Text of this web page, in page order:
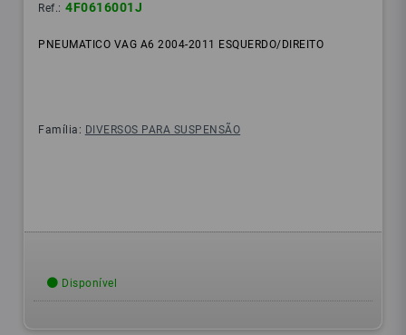
Ref.: 4F0616001J
PNEUMATICO VAG A6 2004-2011 ESQUERDO/DIREITO
Família: DIVERSOS PARA SUSPENSÃO
Disponível